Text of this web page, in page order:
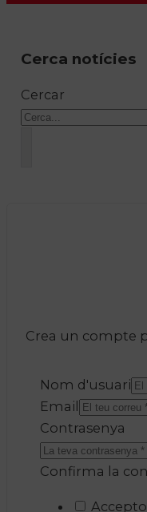
Cerca notícies
Cercar
Crea un compte
Nom d'usuari
Email
Contrasenya
Confirma la